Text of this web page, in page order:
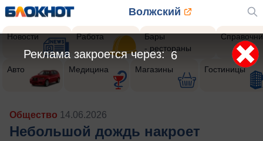
Волжский
Новости Работа
Бары
- рестораны
Авто Медицина Магазины Гостиницы
Общество 14.06.2026
Небольшой дождь накроет
4
Реклама закроется через: